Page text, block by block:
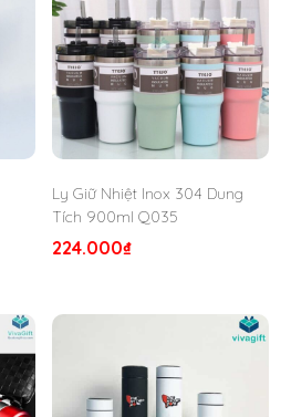
Ly Giữ Nhiệt Inox 304 Dung
Tích 900ml Q035
224.000₫